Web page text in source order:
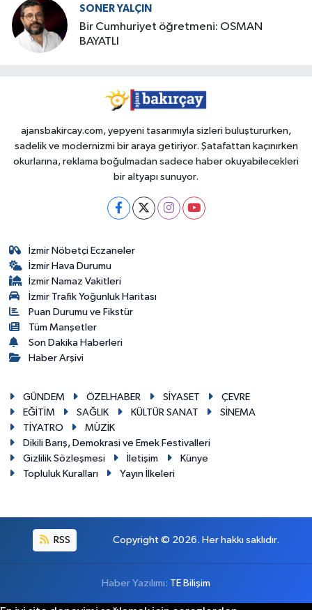
SONER YALÇIN
Bir Cumhuriyet öğretmeni: OSMAN
BAYATLI
ajansbakircay.com, yepyeni tasarımıyla sizleri buluştururken,
sadelik ve modernizmi bir araya getiriyor. Şatafattan kaçınırken
okurlarına, reklama boğulmadan sadece haber okuyabilecekleri
bir altyapı sunuyor.
İzmir Nöbetçi Eczaneler
İzmir Hava Durumu
İzmir Namaz Vakitleri
İzmir Trafik Yoğunluk Haritası
Puan Durumu ve Fikstür
Tüm Manşetler
Son Dakika Haberleri
Haber Arşivi
GÜNDEM ÖZELHABER SİYASET
ÇEVRE
EĞİTİM
SAĞLIK KÜLTÜR SANAT
SİNEMA
TİYATRO
MÜZİK
Dikili Barış, Demokrasi ve Emek Festivalleri
Gizlilik Sözleşmesi
İletişim
Künye
Topluluk Kuralları
Yayın İlkeleri
RSS Copyright © 2026. Her hakkı saklıdır.
Haber Yazılımı: TE Bilişim